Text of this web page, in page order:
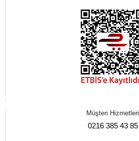
Müşteri Hizmetleri
0216 385 43 85